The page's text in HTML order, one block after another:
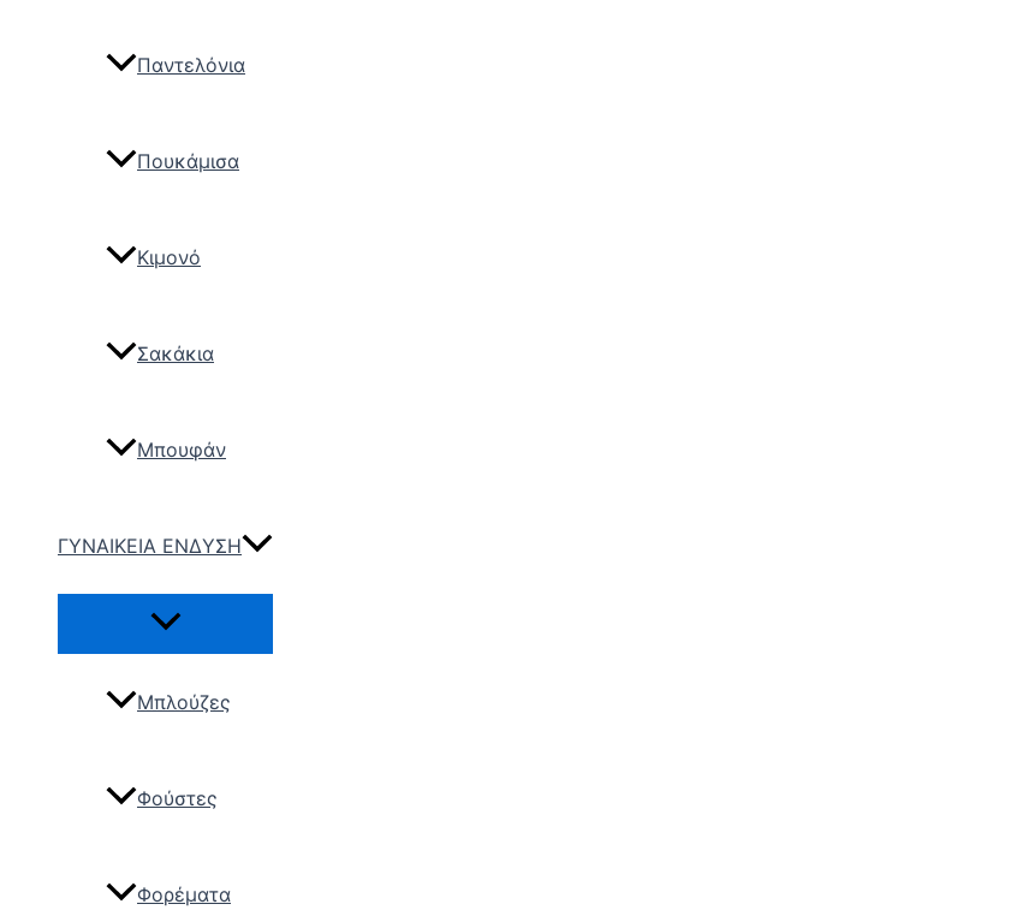
Παντελόνια
Πουκάμισα
Κιμονό
Σακάκια
Μπουφάν
ΓΥΝΑΙΚΕΙΑ ΕΝΔΥΣΗ
Μπλούζες
Φούστες
Φορέματα